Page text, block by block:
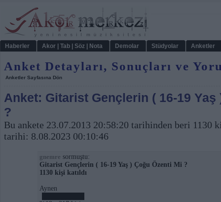
Haberler Akor | Tab | Söz | Nota Demolar Stüdyolar Anketler
Anket Detayları, Sonuçları ve
Anketler Sayfasına Dön
Anket: Gitarist Gençlerin ( 16-19 Yaş
?
Bu ankete 23.07.2013 20:58:20 tarihinden beri 1130
tarihi: 8.08.2023 00:10:46
gnemre sormuştu:
Gitarist Gençlerin ( 16-19 Yaş ) Çoğu Özenti Mi ?
1130 kişi katıldı
Aynen